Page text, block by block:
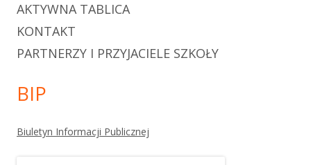
AKTYWNA TABLICA
KONTAKT
PARTNERZY I PRZYJACIELE SZKOŁY
BIP
Biuletyn Informacji Publicznej